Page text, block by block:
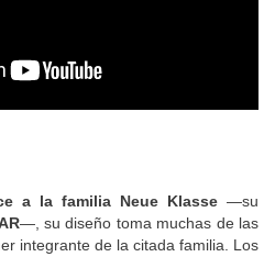
a la familia Neue Klasse —su
—, su diseño toma muchas de las
integrante de la citada familia. Los